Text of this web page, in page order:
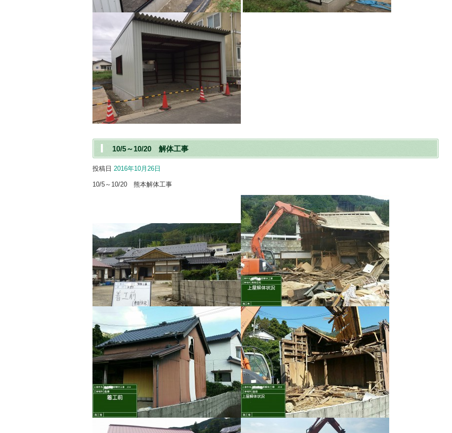
10/5～10/20 解体工事
投稿日 2016年10月26日
10/5～10/20 熊本解体工事